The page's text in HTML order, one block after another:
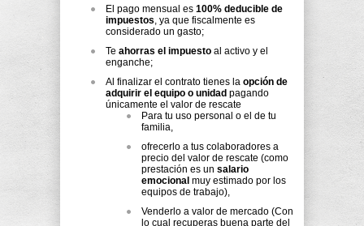
El pago mensual es 100% deducible de
impuestos, ya que fiscalmente es
considerado un gasto;
Te ahorras el impuesto al activo y el
enganche;
Al finalizar el contrato tienes la opción de
adquirir el equipo o unidad pagando
únicamente el valor de rescate
Para tu uso personal o el de tu
familia,
ofrecerlo a tus colaboradores a
precio del valor de rescate (como
prestación es un salario
emocional muy estimado por los
equipos de trabajo),
Venderlo a valor de mercado (Con
lo cual recuperas buena parte del